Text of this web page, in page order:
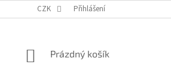
Odstoupení od smlouvy
CZK Přihlášení
NÁKUPNÍ
Prázdný košík